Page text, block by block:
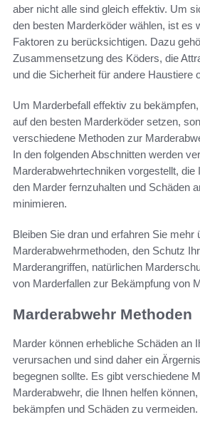
aber nicht alle sind gleich effektiv. Um
den besten Marderköder wählen, ist es
Faktoren zu berücksichtigen. Dazu
Zusammensetzung des Köders, die
und die Sicherheit für andere Haustiere
Um Marderbefall effektiv zu
auf den besten Marderköder setzen,
verschiedene Methoden zur
In den folgenden Abschnitten werden
Marderabwehrtechniken vorgestellt, die
den Marder fernzuhalten und Schäden
minimieren.
Bleiben Sie dran und erfahren Sie mehr
Marderabwehrmethoden, den Schutz
Marderangriffen, natürlichen
von Marderfallen zur Bekämpfung von
Marderabwehr Methoden
Marder können erhebliche Schäden an
verursachen und sind daher ein
begegnen sollte. Es gibt verschiedene
Marderabwehr, die Ihnen helfen
bekämpfen und Schäden zu vermeiden.